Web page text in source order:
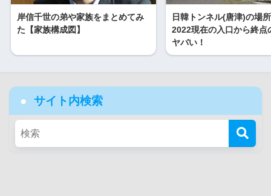
岸信千世の弟や家族をまとめてみ
た【家族構成図】
日韓トンネル(唐津)の場
2022現在の入口から終点
ヤバい！
サイト内検索